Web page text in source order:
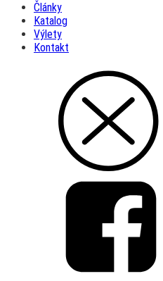
Články
Katalog
Výlety
Kontakt